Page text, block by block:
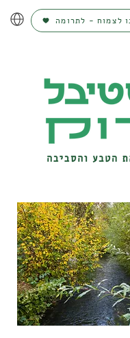
לצמוח - לתרומה